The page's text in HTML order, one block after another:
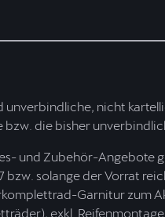
unverbindliche, nicht
bzw. die bisher
und Zubehör-Angebote
bzw. solange der Vorrat
Garnitur zum
exkl.